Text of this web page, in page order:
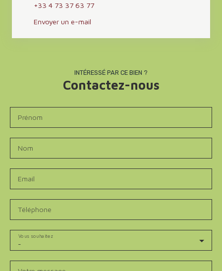
+33 4 73 37 63 77
Envoyer un e-mail
INTÉRESSÉ PAR CE BIEN ?
Contactez-nous
Prénom
Nom
Email
Téléphone
-
Vous souhaitez